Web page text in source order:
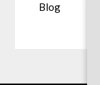
Blog